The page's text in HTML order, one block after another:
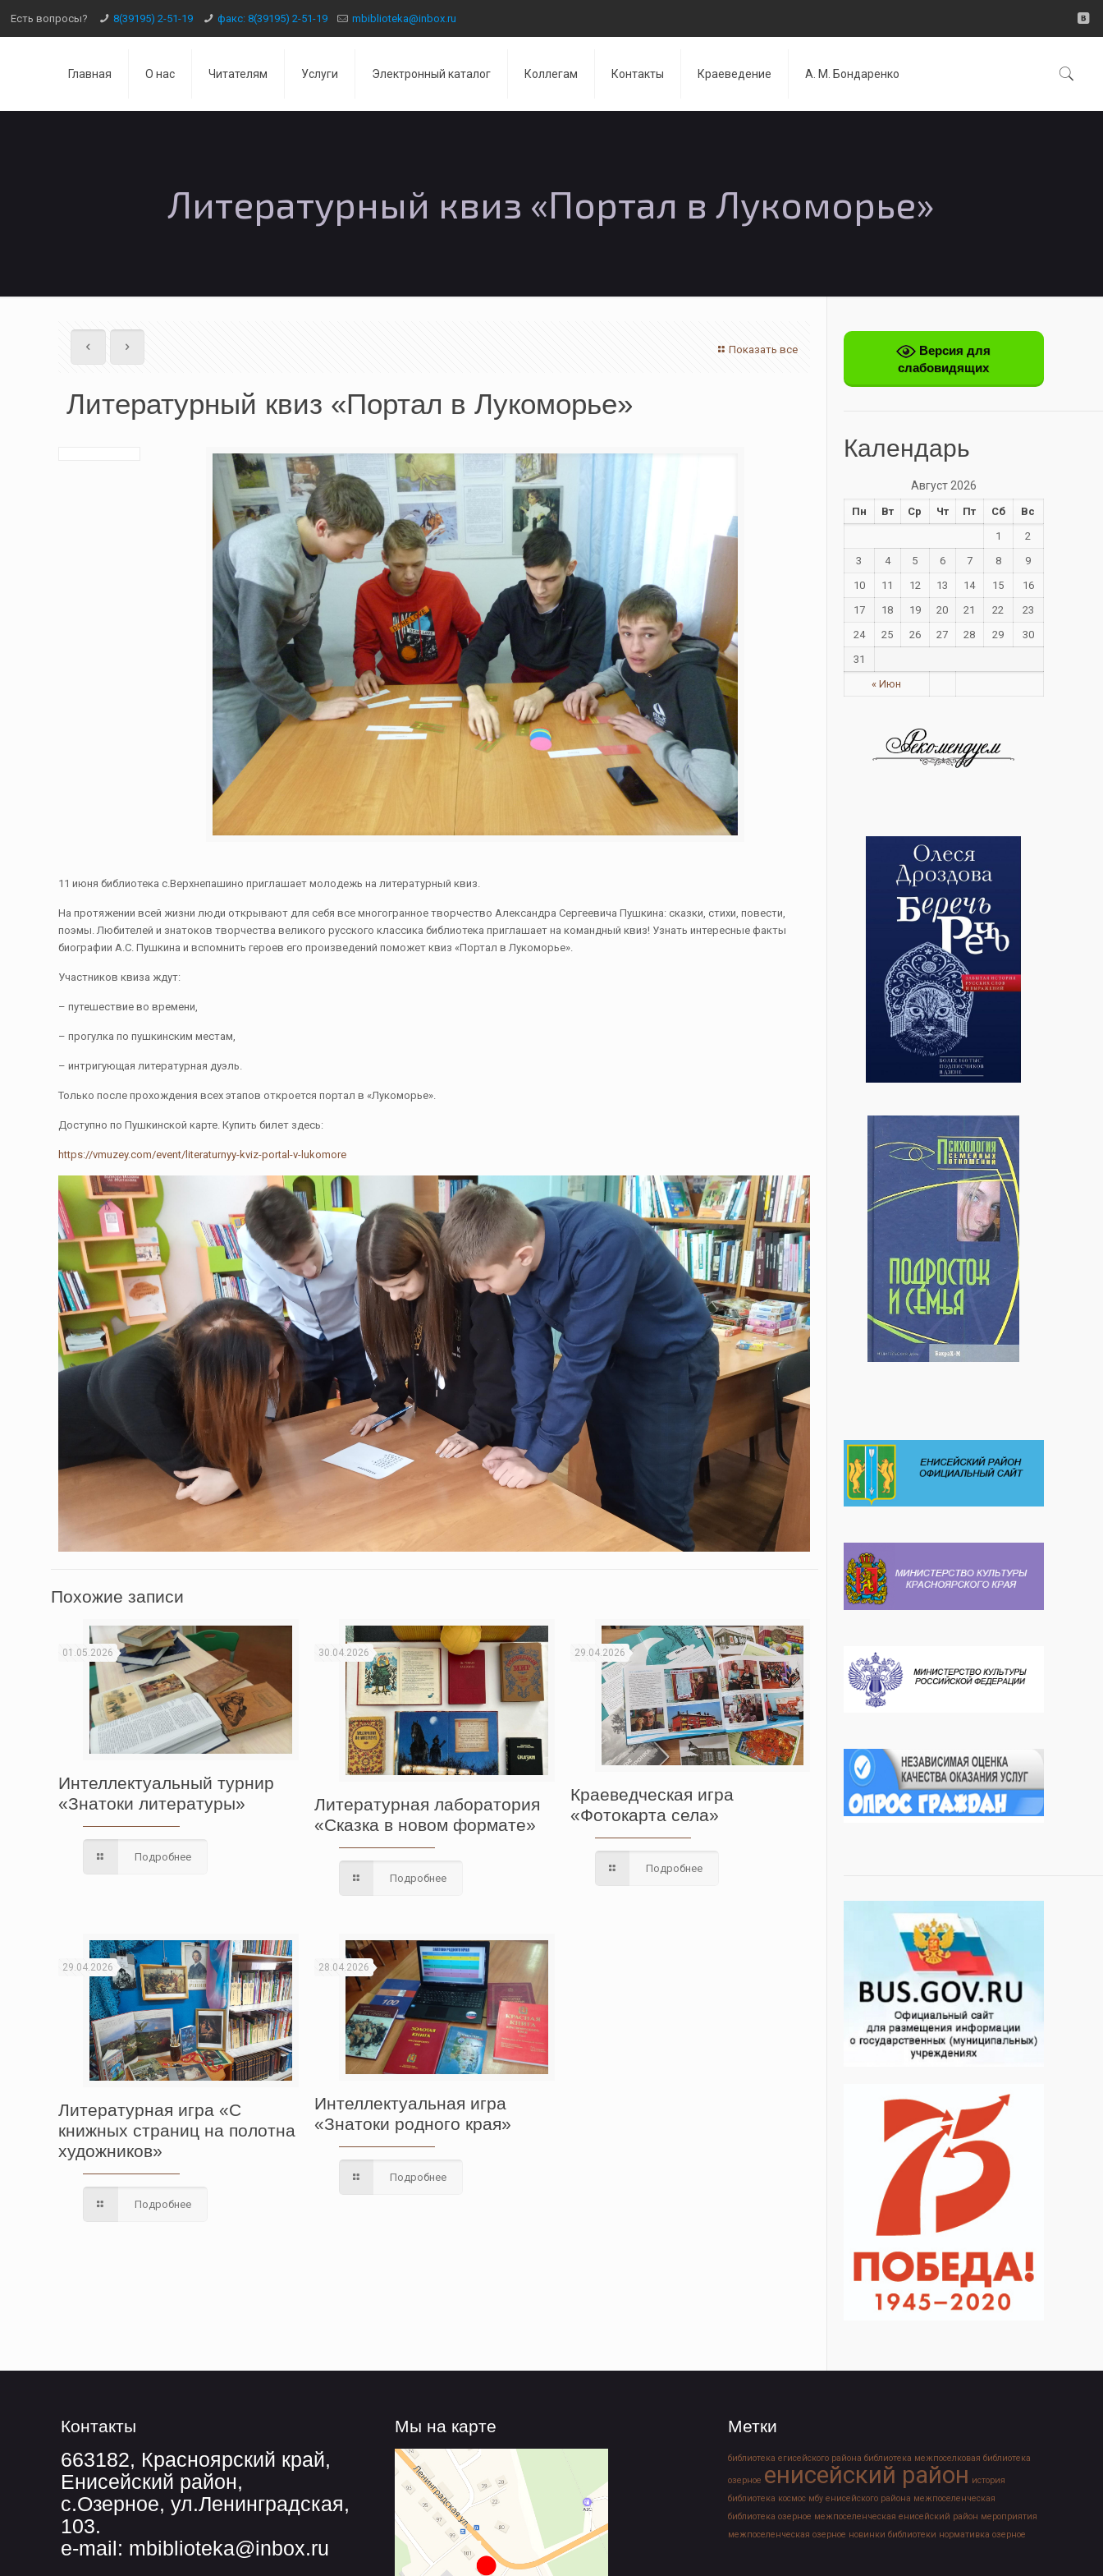
Есть вопросы? 8(39195) 2-51-19 факс: 8(39195) 2-51-19 mbiblioteka@inbox.ru
Главная О нас Читателям Услуги Электронный каталог Коллегам Контакты Краеведение А. М. Бондаренко
Литературный квиз «Портал в Лукоморье»
Показать все
Литературный квиз «Портал в Лукоморье»
11 июня библиотека с.Верхнепашино приглашает молодежь на литературный квиз.
На протяжении всей жизни люди открывают для себя все многогранное творчество Александра Сергеевича Пушкина: сказки, стихи, повести,
поэмы. Любителей и знатоков творчества великого русского классика библиотека приглашает на командный квиз! Узнать интересные факты
биографии А.С. Пушкина и вспомнить героев его произведений поможет квиз «Портал в Лукоморье».
Участников квиза ждут:
– путешествие во времени,
– прогулка по пушкинским местам,
– интригующая литературная дуэль.
Только после прохождения всех этапов откроется портал в «Лукоморье».
Доступно по Пушкинской карте. Купить билет здесь:
https://vmuzey.com/event/literaturnyy-kviz-portal-v-lukomore
Похожие записи
01.05.2026
Интеллектуальный турнир
«Знатоки литературы»
Подробнее
30.04.2026
Литературная лаборатория
«Сказка в новом формате»
Подробнее
29.04.2026
Краеведческая игра
«Фотокарта села»
Подробнее
29.04.2026
Литературная игра «С
книжных страниц на полотна
художников»
Подробнее
28.04.2026
Интеллектуальная игра
«Знатоки родного края»
Подробнее
Версия для
слабовидящих
Календарь
Август 2026
Пн Вт Ср Чт Пт Сб Вс
« Июн
1
2
3
4 5 6 7 8
9
10
11 12 13 14 15
16
17
18 19 20 21 22
23
24
25 26 27 28 29
30
31
Контакты
663182, Красноярский край,
Енисейский район,
с.Озерное, ул.Ленинградская,
103.
e-mail: mbiblioteka@inbox.ru
Мы на карте Метки
библиотека егисейского района библиотека межпоселковая библиотека
озерное енисейский район история
библиотека космос мбу енисейского района межпоселенческая
библиотека озерное межпоселенческая енисейский район мероприятия
межпоселенческая озерное новинки библиотеки нормативка озерное